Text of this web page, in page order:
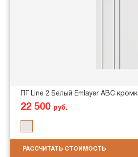
ПГ Line 2 Белый Emlayer АВС
22 500 руб.
РАССЧИТАТЬ СТОИМОСТЬ